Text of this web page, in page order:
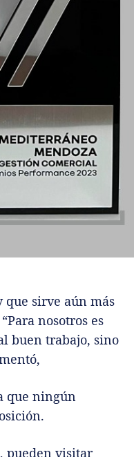
que sirve aún más
nosotros es
buen trabajo, sino
que ningún
pueden visitar